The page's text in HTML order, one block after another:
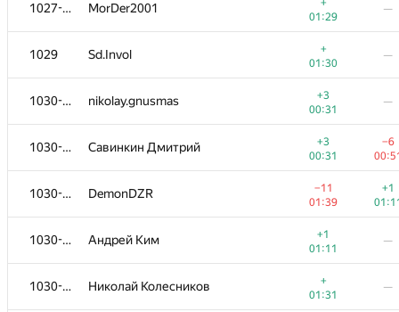
1027-1028 MorDer2001
+
01:29
—
1029 Sd.Invol
+
01:30
—
1030-1034 nikolay.gnusmas
+3
00:31
—
1030-1034 Савинкин Дмитрий
+3
00:31
−6
1030-1034 DemonDZR
−11
01:39
+1
1030-1034 Андрей Ким
+1
01:11
—
1030-1034 Николай Колесников
+
01:31
—
00:22
xiaodao
01:02
Витя Калинин
+
01:22
Дима Романчук
+2
00:43
—
Egor Panfilov
+2
00:43
−1
Karen Mkrtumyan
+4
00:04
amlansaha
00:44